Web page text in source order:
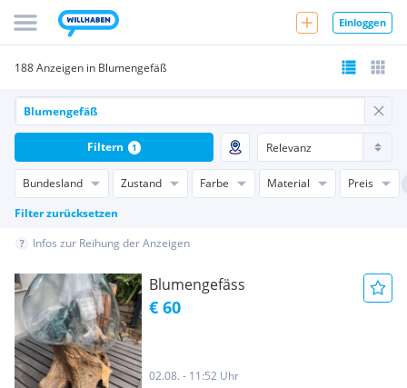
Einloggen
188 Anzeigen in Blumengefäß
Bundesland Zustand Farbe Material
Preis
Filter zurücksetzen
Filtern 1
Infos zur Reihung der Anzeigen
Blumengefäss
€ 60
02.08. - 11:52 Uhr